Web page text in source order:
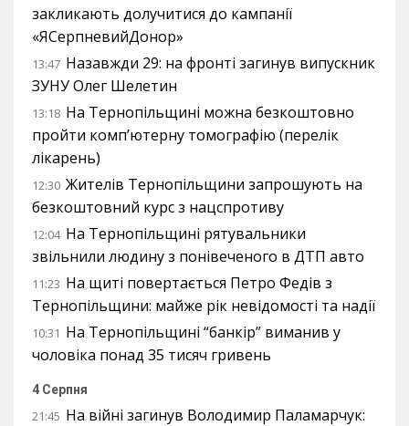
закликають долучитися до кампанії
«ЯСерпневийДонор»
13:47 Назавжди 29: на фронті загинув випускник
ЗУНУ Олег Шелетин
13:18 На Тернопільщині можна безкоштовно
пройти комп’ютерну томографію (перелік
лікарень)
12:30 Жителів Тернопільщини запрошують на
безкоштовний курс з нацспротиву
12:04 На Тернопільщині рятувальники
звільнили людину з понівеченого в ДТП авто
11:23 На щиті повертається Петро Федів з
Тернопільщини: майже рік невідомості та надії
10:31 На Тернопільщині “банкір” виманив у
чоловіка понад 35 тисяч гривень
4 Серпня
21:45 На війні загинув Володимир Паламарчук: